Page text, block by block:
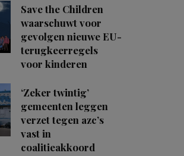
Save the Children
waarschuwt voor
gevolgen nieuwe EU-
terugkeerregels
voor kinderen
‘Zeker twintig’
gemeenten leggen
verzet tegen azc’s
vast in
coalitieakkoord